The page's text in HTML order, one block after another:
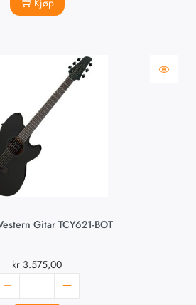
Kjøp
Gitar TCY621-BOT
kr 3.575,00